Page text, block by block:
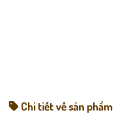
Chi tiết về sản phẩm